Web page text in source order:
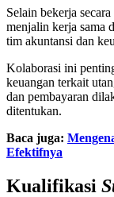
Selain bekerja
menjalin kerja sama
tim akuntansi dan
Kolaborasi ini
keuangan terkait
dan pembayaran
ditentukan.
Baca juga:
Efektifnya
Kualifikasi